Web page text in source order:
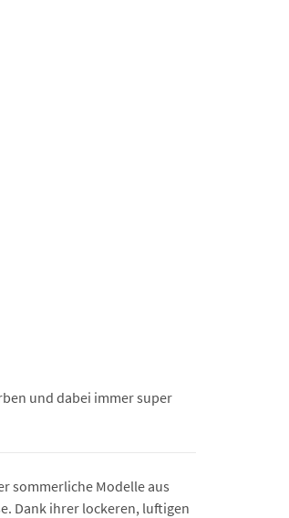
und dabei immer super
sommerliche Modelle aus
Dank ihrer lockeren, luftigen